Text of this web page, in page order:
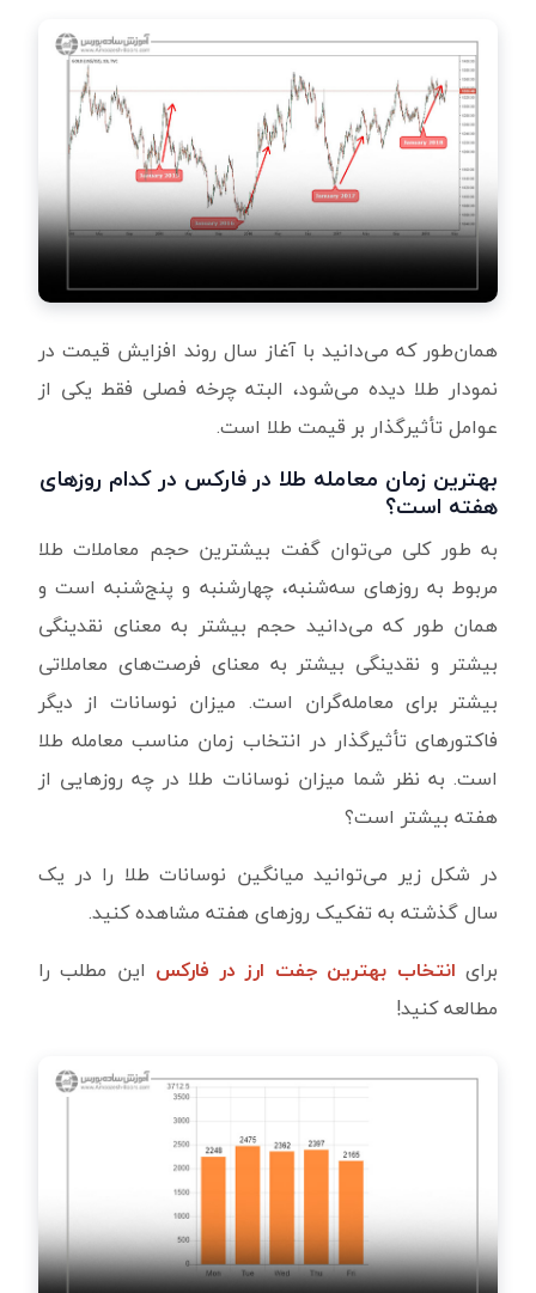
همان‌طور که می‌دانید با آغاز سال روند افزایش قیمت در
نمودار طلا دیده می‌شود، البته چرخه فصلی فقط یکی از
عوامل تأثیرگذار بر قیمت طلا است.
بهترین زمان معامله طلا در فارکس در کدام روزهای
هفته است؟
به ‌طور کلی می‌توان گفت بیشترین حجم معاملات طلا
مربوط به‌ روزهای سه‌شنبه، چهارشنبه و پنج‌شنبه است و
همان‌ طور که می‌دانید حجم بیشتر به معنای نقدینگی
بیشتر و نقدینگی بیشتر به معنای فرصت‌های معاملاتی
بیشتر برای معامله‌گران است. میزان نوسانات از دیگر
فاکتورهای تأثیرگذار در انتخاب زمان مناسب معامله طلا
است. به نظر شما میزان نوسانات طلا در چه روزهایی از
هفته بیشتر است؟
در شکل زیر می‌توانید میانگین نوسانات طلا را در یک
سال گذشته به تفکیک روزهای هفته مشاهده کنید.
برای انتخاب بهترین جفت ارز در فارکس این مطلب را
مطالعه کنید!